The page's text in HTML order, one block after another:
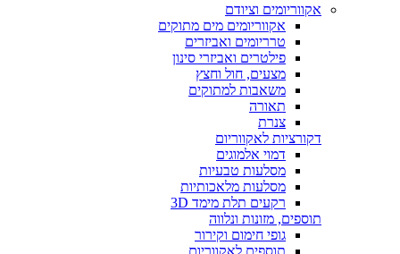
אקווריומים וציודם
אקווריומים מים מתוקים
טרריומים ואביזרים
פילטרים ואביזרי סינון
מצעים, חול וחצץ
משאבות למתוקים
תאורה
צנרת
דקורציות לאקווריום
דמוי אלמוגים
מסלעות טבעיות
מסלעות מלאכותיות
רקעים תלת מימד 3D
תוספים, מזונות ונלווה
גופי חימום וקירור
תוספים לאקווריום